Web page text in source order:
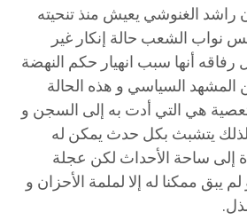
راشد الغنوشي يعيش منذ تنحيته
نواب الشعب حالة إنكار غير
أنها سبب انهيار حكم النهضة
المشهد السياسي و هذه الحالة
هي التي أدت به إلى السجن و
يتشبث بكل حدث يمكن له
إلى ساحة الأحداث لكن عجلة
لم يبق ممكنا له إلا لملمة الأحزان و